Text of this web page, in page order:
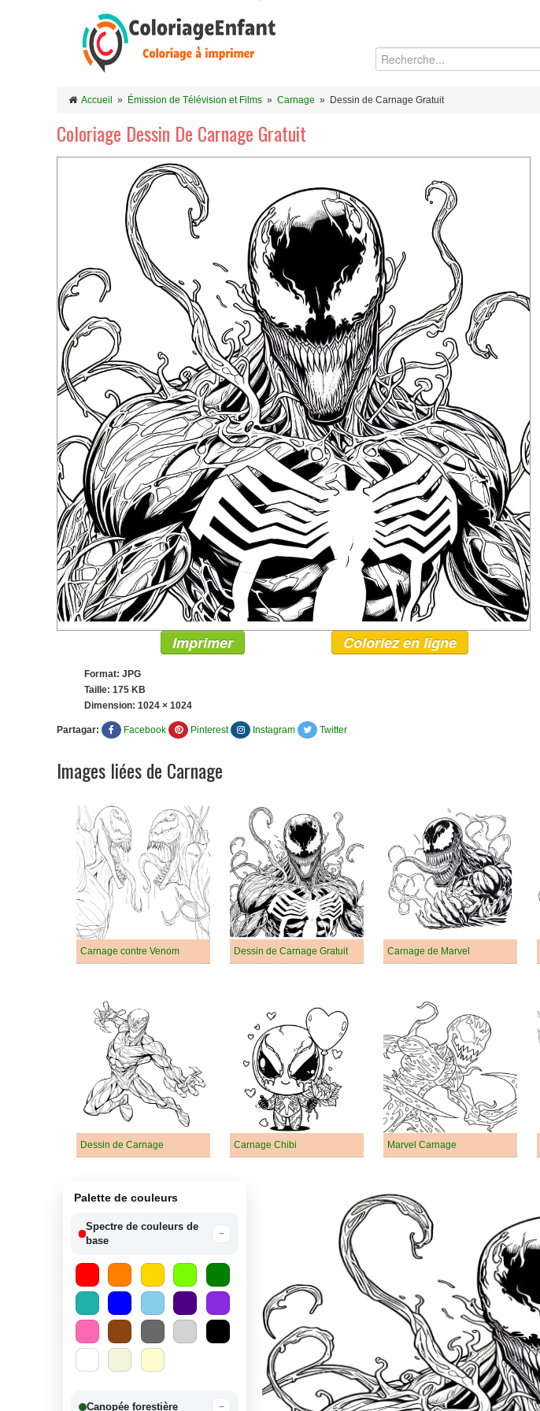
Accueil » Émission de Télévision et Films » Carnage » Dessin de Carnage Gratuit
Coloriage Dessin De Carnage Gratuit
Imprimer Coloriez en ligne
Format: JPG
Taille: 175 KB
Dimension: 1024 × 1024
Partagar: Facebook Pinterest Instagram Twitter
Images liées de Carnage
Carnage contre Venom Dessin de Carnage Gratuit Carnage de Marvel
Dessin de Carnage Carnage Chibi Marvel Carnage
Palette de couleurs
Spectre de couleurs de
base
−
Canopée forestière −